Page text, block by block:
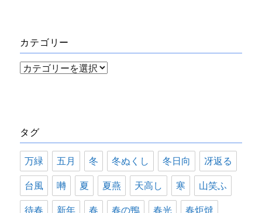
ブ
カテゴリー
カ
ー
タグ
万緑 五月 冬 冬ぬくし 冬日向 冴返る
台風 囀 夏 夏燕 天高し 寒 山笑ふ
待春 新年 春 春の鴨 春光 春炬燵